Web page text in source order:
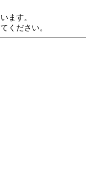
ます。
ください。